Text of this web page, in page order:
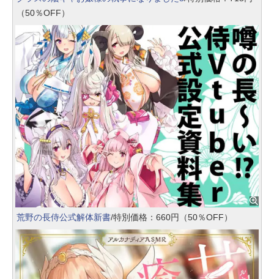
（50％OFF）
荒野の長侍公式解体新書/特別価格：660円（50％OFF）